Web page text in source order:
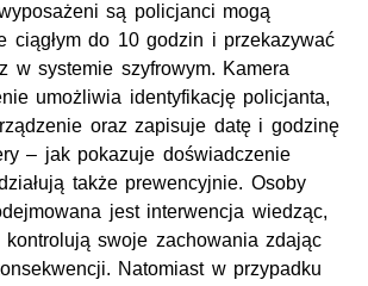
są policjanci mogą
ciągłym do 10 godzin i przekazywać
w systemie szyfrowym. Kamera
umożliwia identyfikację policjanta,
oraz zapisuje datę i godzinę
– jak pokazuje doświadczenie
także prewencyjnie. Osoby
jest interwencja wiedząc,
swoje zachowania zdając
Natomiast w przypadku